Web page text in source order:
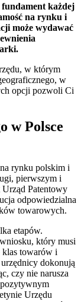
każdej
na rynku i
może wydawać
w którym
w
opcji pozwoli Ci
w Polsce
rynku polskim i
pierwszym i
Urząd Patentowy
odpowiedzialna
towarowych.
etapów.
który musi
klas towarów i
dokonują
czy nie narusza
Urzędu